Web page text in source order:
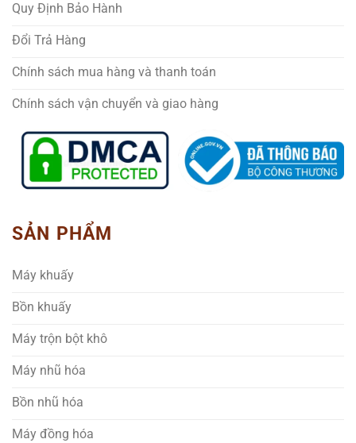
Quy Định Bảo Hành
Đổi Trả Hàng
Chính sách mua hàng và thanh toán
Chính sách vận chuyển và giao hàng
SẢN PHẨM
Máy khuấy
Bồn khuấy
Máy trộn bột khô
Máy nhũ hóa
Bồn nhũ hóa
Máy đồng hóa